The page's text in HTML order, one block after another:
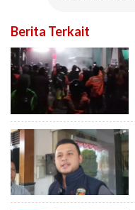
Berita Terkait